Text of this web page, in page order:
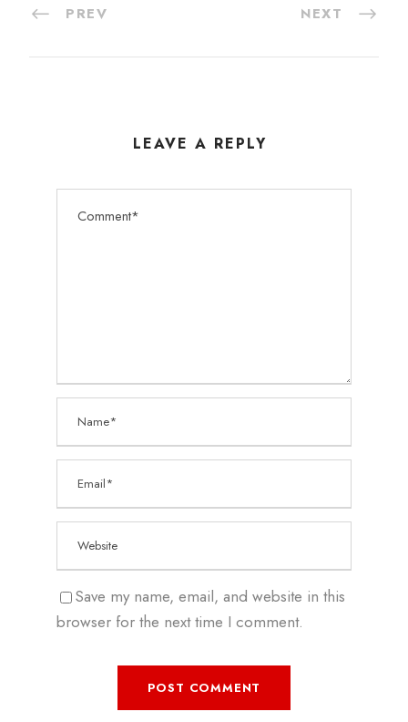
PREV NEXT
LEAVE A REPLY
Save my name, email, and website in this
browser for the next time I comment.